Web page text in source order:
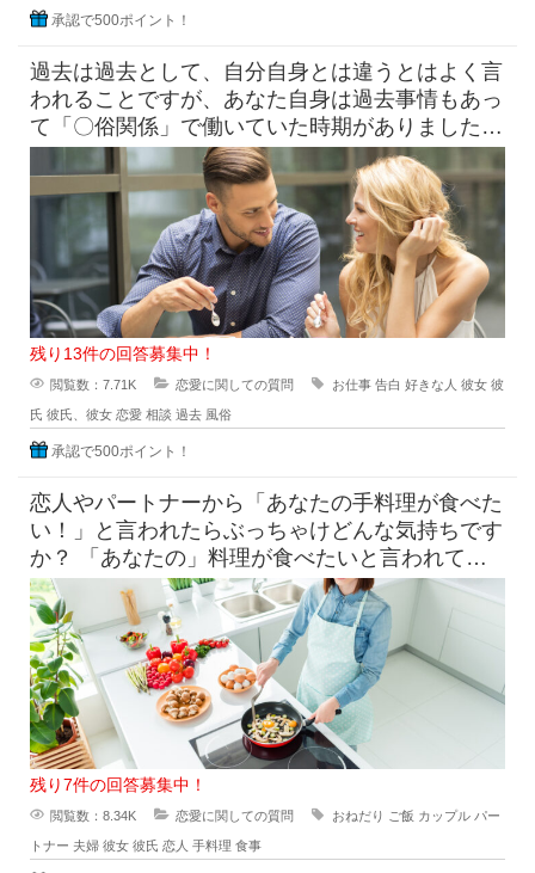
承認で500ポイント！
過去は過去として、自分自身とは違うとはよく言
われることですが、あなた自身は過去事情もあっ
て「〇俗関係」で働いていた時期がありました
が、それを経ていまの自分がある
残り13件の回答募集中！
閲覧数：7.71K 恋愛に関しての質問 お仕事 告白 好きな人 彼女 彼
氏 彼氏、彼女 恋愛 相談 過去 風俗
承認で500ポイント！
恋人やパートナーから「あなたの手料理が食べた
い！」と言われたらぶっちゃけどんな気持ちです
か？ 「あなたの」料理が食べたいと言われて素
直に嬉しいという気持ち
残り7件の回答募集中！
閲覧数：8.34K 恋愛に関しての質問 おねだり ご飯 カップル パー
トナー 夫婦 彼女 彼氏 恋人 手料理 食事